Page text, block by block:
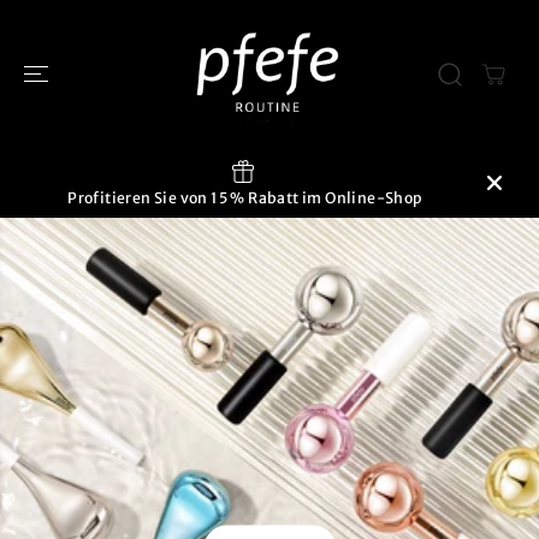
Profitieren Sie von 15 % Rabatt im Online-Shop